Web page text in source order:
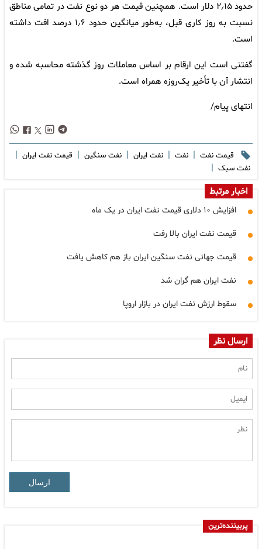
حدود ۲٫۱۵ دلار است. همچنین قیمت هر دو نوع نفت در تمامی مناطق
نسبت به روز کاری قبل، به‌طور میانگین حدود ۱٫۶ درصد افت داشته
است.
گفتنی است این ارقام بر اساس معاملات روز گذشته محاسبه شده و
انتشار آن با تأخیر یک‌روزه همراه است.
انتهای پیام/
قیمت نفت | نفت | نفت ایران | نفت سنگین | قیمت نفت ایران |
نفت سبک |
اخبار مرتبط
افزایش ۱۰ دلاری قیمت نفت ایران در یک ماه
قیمت نفت ایران بالا رفت
قیمت جهانی نفت سنگین ایران باز هم کاهش یافت
نفت ایران هم گران شد
سقوط ارزش نفت ایران در بازار اروپا
ارسال نظر
ارسال
پربیننده‌ترین